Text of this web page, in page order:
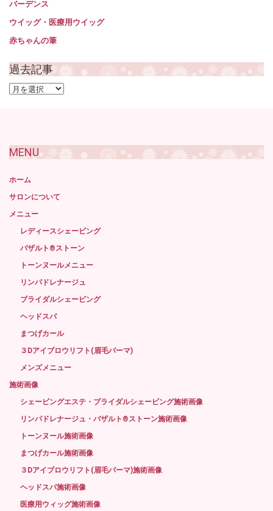
バーデンス
ウイッグ・医療用ウイッグ
赤ちゃんの筆
過去記事
過
MENU
ホーム
サロンについて
メニュー
レディースシェービング
バザルト®ストーン
トーンヌールメニュー
リンパドレナージュ
ブライダルシェービング
ヘッドスパ
まつげカール
３Dアイブロウリフト(眉毛パーマ)
メンズメニュー
施術画像
シェービングエステ・ブライダルシェービング施術画像
リンパドレナージュ・バザルト®ストーン施術画像
トーンヌール施術画像
まつげカール施術画像
３Dアイブロウリフト(眉毛パーマ)施術画像
ヘッドスパ施術画像
医療用ウィッグ施術画像